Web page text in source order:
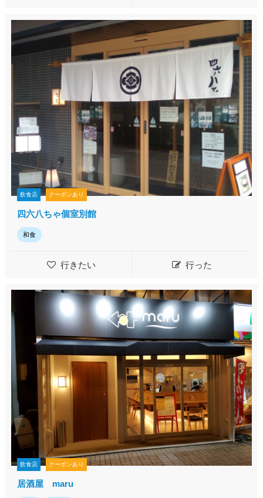
飲食店 クーポンあり
四六八ちゃ個室別館
和食
行きたい 行った
飲食店 クーポンあり
居酒屋 maru